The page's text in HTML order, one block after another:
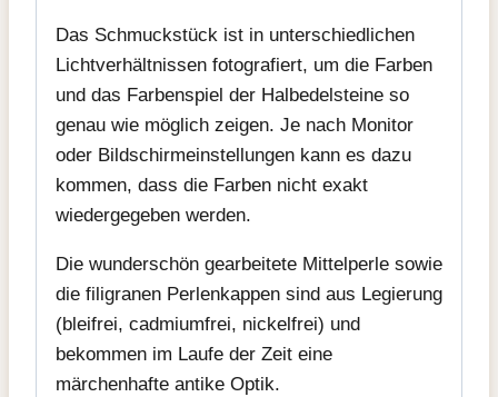
Das Schmuckstück ist in unterschiedlichen
Lichtverhältnissen fotografiert, um die Farben
und das Farbenspiel der Halbedelsteine so
genau wie möglich zeigen. Je nach Monitor
oder Bildschirmeinstellungen kann es dazu
kommen, dass die Farben nicht exakt
wiedergegeben werden.
Die wunderschön gearbeitete Mittelperle sowie
die filigranen Perlenkappen sind aus Legierung
(bleifrei, cadmiumfrei, nickelfrei) und
bekommen im Laufe der Zeit eine
märchenhafte antike Optik.